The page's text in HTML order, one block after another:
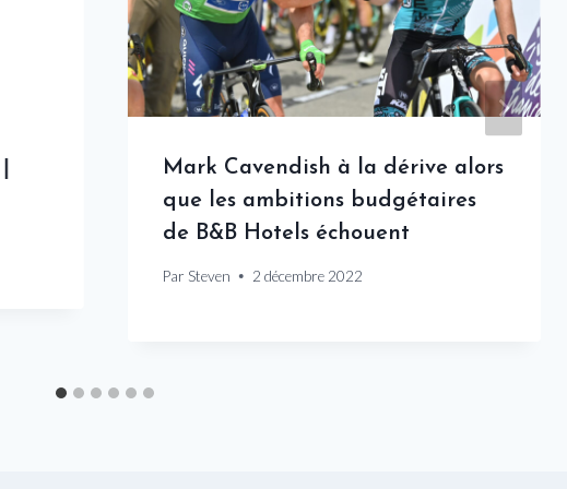
Mark Cavendish à la dérive alors
que les ambitions budgétaires
de B&B Hotels échouent
Par Steven 2 décembre 2022